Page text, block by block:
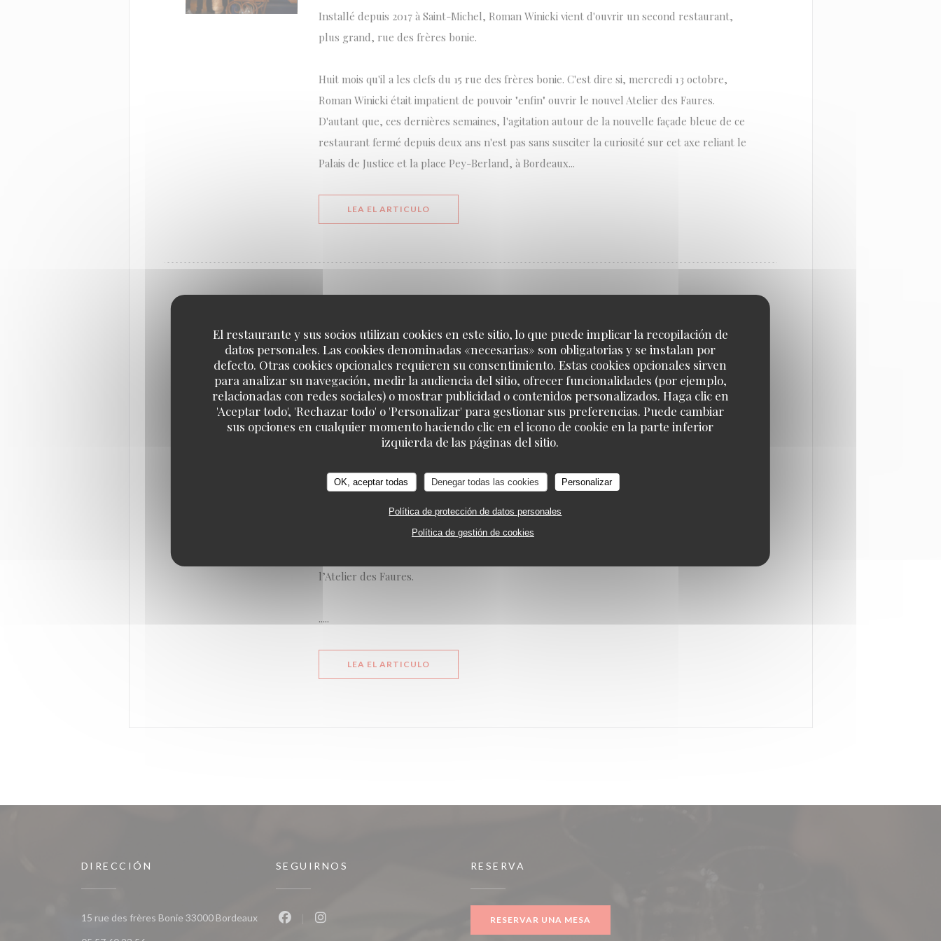
El restaurante y sus socios utilizan cookies en este sitio, lo que puede implicar la recopilación de
datos personales. Las cookies denominadas «necesarias» son obligatorias y se instalan por
defecto. Otras cookies opcionales requieren su consentimiento. Estas cookies opcionales sirven
para analizar su navegación, medir la audiencia del sitio, ofrecer funcionalidades (por ejemplo,
relacionadas con redes sociales) o mostrar publicidad o contenidos personalizados. Haga clic en
'Aceptar todo', 'Rechazar todo' o 'Personalizar' para gestionar sus preferencias. Puede cambiar
sus opciones en cualquier momento haciendo clic en el icono de cookie en la parte inferior
izquierda de las páginas del sitio.
OK, aceptar todas Denegar todas las cookies Personalizar
Política de protección de datos personales
Política de gestión de cookies
Installé depuis 2017 à Saint-Michel, Roman Winicki vient d'ouvrir un second restaurant,
plus grand, rue des frères bonie.
Huit mois qu'il a les clefs du 15 rue des frères bonie. C'est dire si, mercredi 13 octobre,
Roman Winicki était impatient de pouvoir "enfin" ouvrir le nouvel Atelier des Faures.
D'autant que, ces dernières semaines, l'agitation autour de la nouvelle façade bleue de ce
restaurant fermé depuis deux ans n'est pas sans susciter la curiosité sur cet axe reliant le
Palais de Justice et la place Pey-Berland, à Bordeaux...
LEA EL ARTICULO((ABRE EN UNA NUEVA VENTANA))
L’Atelier des Faures fait partie de ces belles petites adresses prisées des bordelais. Ce
restaurant de la rue des Faures n’avait qu’un seul défaut, celui d’avoir peu de couverts et
du coup d’être toujours complet! Il faut dire que la cuisine de Roman Winicki a séduit
rapidement la clientèle, le rapport qualité/prix est excellent, l’ambiance cool et
décontractée, bref tout pour plaire.
Victime de son succès, Roman Winicki et sa compagne Claire viennent d’ouvrir un nouveau
restaurant, toujours dans le même esprit mais beaucoup plus spacieux. En raison du
nombre de places limité de l’Atelier des Faures du quartier Saint-Pierre, celui-ci devient le
l’Atelier des Faures.
.....
LEA EL ARTICULO((ABRE EN UNA NUEVA VENTANA))
DIRECCIÓN
15 rue des frères Bonie 33000 Bordeaux((abre en una nueva ventana))
SEGUIRNOS RESERVA
RESERVAR UNA MESA